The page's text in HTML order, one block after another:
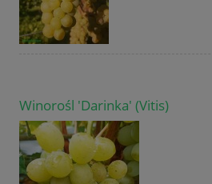
Winorośl 'Darinka' (Vitis)